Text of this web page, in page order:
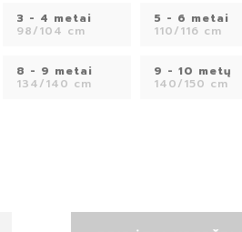
3 - 4 metai
98/104 cm
5 - 6 metai
110/116 cm
8 - 9 metai
134/140 cm
9 - 10 metų
140/150 cm